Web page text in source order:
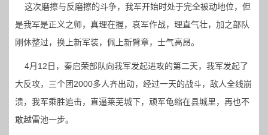
这次磨擦与反磨擦的斗争，我军开始时处于完全被动地位，但
是我军是正义之师，真理在握，哀军作战，理直气壮，加之部队
刚休整过，换上新军装，佩上新臂章，士气高昂。
4月12日，秦启荣部队向我军发起进攻的第二天，我军发起了
大反攻，三个团2000多人齐出动，经过一天的战斗，敌人全线崩
溃，我军乘胜追击，直逼莱芜城下，顽军龟缩在县城里，再也不
敢越雷池一步。